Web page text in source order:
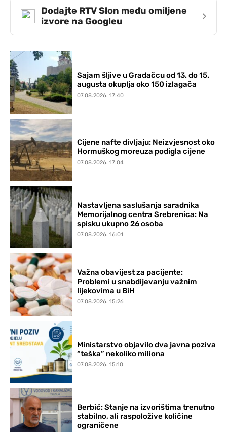
Dodajte RTV Slon među omiljene
izvore na Googleu
›
Sajam šljive u Gradačcu od 13. do 15.
augusta okuplja oko 150 izlagača
07.08.2026. 17:40
Cijene nafte divljaju: Neizvjesnost oko
Hormuškog moreuza podigla cijene
07.08.2026. 17:04
Nastavljena saslušanja saradnika
Memorijalnog centra Srebrenica: Na
spisku ukupno 26 osoba
07.08.2026. 16:01
Važna obavijest za pacijente:
Problemi u snabdijevanju važnim
lijekovima u BiH
07.08.2026. 15:26
Ministarstvo objavilo dva javna poziva
“teška” nekoliko miliona
07.08.2026. 15:10
Berbić: Stanje na izvorištima trenutno
stabilno, ali raspoložive količine
ograničene